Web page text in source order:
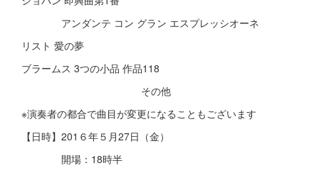
アンダンテ コン グラン エスプレッシオーネ
リスト 愛の夢
ブラームス 3つの小品 作品118
その他
※演奏者の都合で曲目が変更になることもございます
【日時】201６年５月27日（金）
開場：18時半